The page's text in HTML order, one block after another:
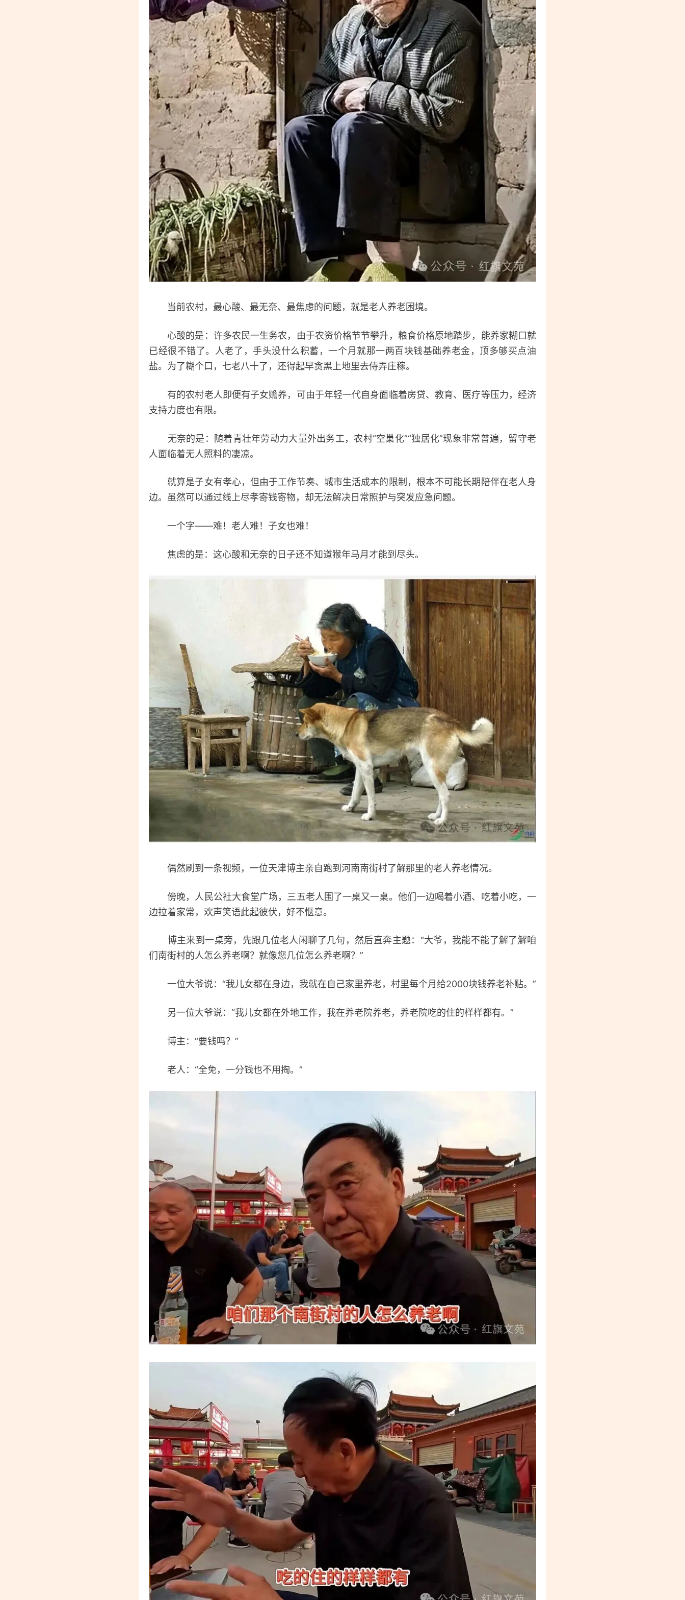
当前农村，最心酸、最无奈、最焦虑的问题，就是老人养老困境。
心酸的是：许多农民一生务农，由于农资价格节节攀升，粮食价格原地踏步，能养家糊口就
已经很不错了。人老了，手头没什么积蓄，一个月就那一两百块钱基础养老金，顶多够买点油
盐。为了糊个口，七老八十了，还得起早贪黑上地里去侍弄庄稼。
有的农村老人即便有子女赡养，可由于年轻一代自身面临着房贷、教育、医疗等压力，经济
支持力度也有限。
无奈的是：随着青壮年劳动力大量外出务工，农村“空巢化”“独居化”现象非常普遍，留守老
人面临着无人照料的凄凉。
就算是子女有孝心，但由于工作节奏、城市生活成本的限制，根本不可能长期陪伴在老人身
边。虽然可以通过线上尽孝寄钱寄物，却无法解决日常照护与突发应急问题。
一个字——难！老人难！子女也难！
焦虑的是：这心酸和无奈的日子还不知道猴年马月才能到尽头。
偶然刷到一条视频，一位天津博主亲自跑到河南南街村了解那里的老人养老情况。
傍晚，人民公社大食堂广场，三五老人围了一桌又一桌。他们一边喝着小酒、吃着小吃，一
边拉着家常，欢声笑语此起彼伏，好不惬意。
博主来到一桌旁，先跟几位老人闲聊了几句，然后直奔主题：“大爷，我能不能了解了解咱
们南街村的人怎么养老啊？就像您几位怎么养老啊？”
一位大爷说：“我儿女都在身边，我就在自己家里养老，村里每个月给2000块钱养老补贴。”
另一位大爷说：“我儿女都在外地工作，我在养老院养老，养老院吃的住的样样都有。”
博主：“要钱吗？”
老人：“全免，一分钱也不用掏。”